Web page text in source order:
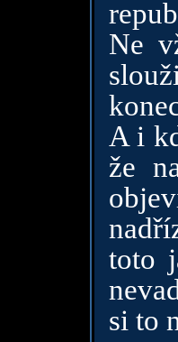
Ne
A i
že
toto
si to